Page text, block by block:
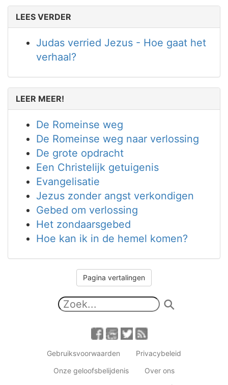
LEES VERDER
Judas verried Jezus - Hoe gaat het
verhaal?
LEER MEER!
De Romeinse weg
De Romeinse weg naar verlossing
De grote opdracht
Een Christelijk getuigenis
Evangelisatie
Jezus zonder angst verkondigen
Gebed om verlossing
Het zondaarsgebed
Hoe kan ik in de hemel komen?
Pagina vertalingen
Gebruiksvoorwaarden
Privacybeleid
Onze geloofsbelijdenis
Over ons